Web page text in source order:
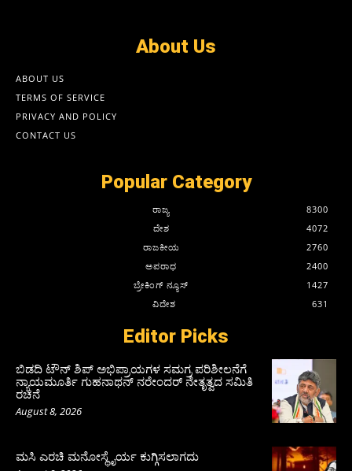
About Us
ABOUT US
TERMS OF SERVICE
PRIVACY AND POLICY
CONTACT US
Popular Category
ರಾಜ್ಯ
8300
ದೇಶ
4072
ರಾಜಕೀಯ
2760
ಅಪರಾಧ
2400
ಬ್ರೇಕಿಂಗ್ ನ್ಯೂಸ್
1427
ವಿದೇಶ
631
Editor Picks
ಬಿಡದಿ ಟೌನ್ ಶಿಪ್ ಅಭಿಪ್ರಾಯಗಳ ಸಮಗ್ರ ಪರಿಶೀಲನೆಗೆ
ನ್ಯಾಯಮೂರ್ತಿ ಗುಹನಾಥನ್ ನರೇಂದರ್ ನೇತೃತ್ವದ ಸಮಿತಿ
ರಚನೆ
August 8, 2026
ಮಸಿ ಎರಚಿ ಮನೋಸ್ಥೈರ್ಯ ಕುಗ್ಗಿಸಲಾಗದು